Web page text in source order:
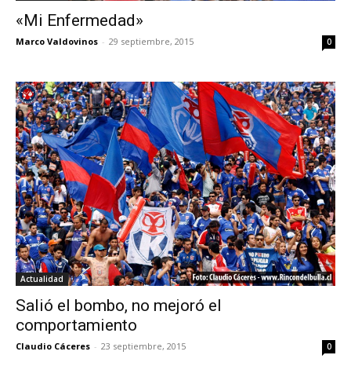
«Mi Enfermedad»
Marco Valdovinos - 29 septiembre, 2015 0
Actualidad
Salió el bombo, no mejoró el
comportamiento
Claudio Cáceres - 23 septiembre, 2015 0